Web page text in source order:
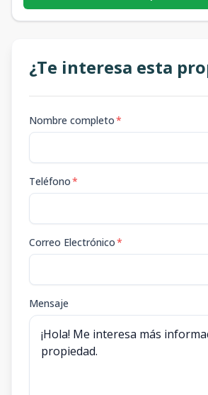
¿Te interesa esta
Nombre completo*
Teléfono*
Correo Electrónico*
Mensaje